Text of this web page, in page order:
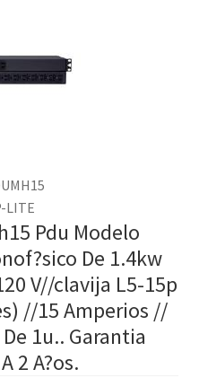
LITE
Pdu Modelo
De 1.4kw
V//clavija L5-15p
//15 Amperios //
1u.. Garantia
2 A?os.